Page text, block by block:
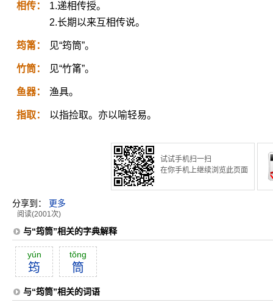
相传：
1.递相传授。
2.长期以来互相传说。
筠筩： 见“筠筒”。
竹筒： 见“竹筩”。
鱼器： 渔具。
指取： 以指捡取。亦以喻轻易。
试试手机扫一扫
在你手机上继续浏览此页面
分享到： 更多
阅读(2001次)
与“筠筒”相关的字典解释
yún
筠
tŏng
筒
与“筠筒”相关的词语